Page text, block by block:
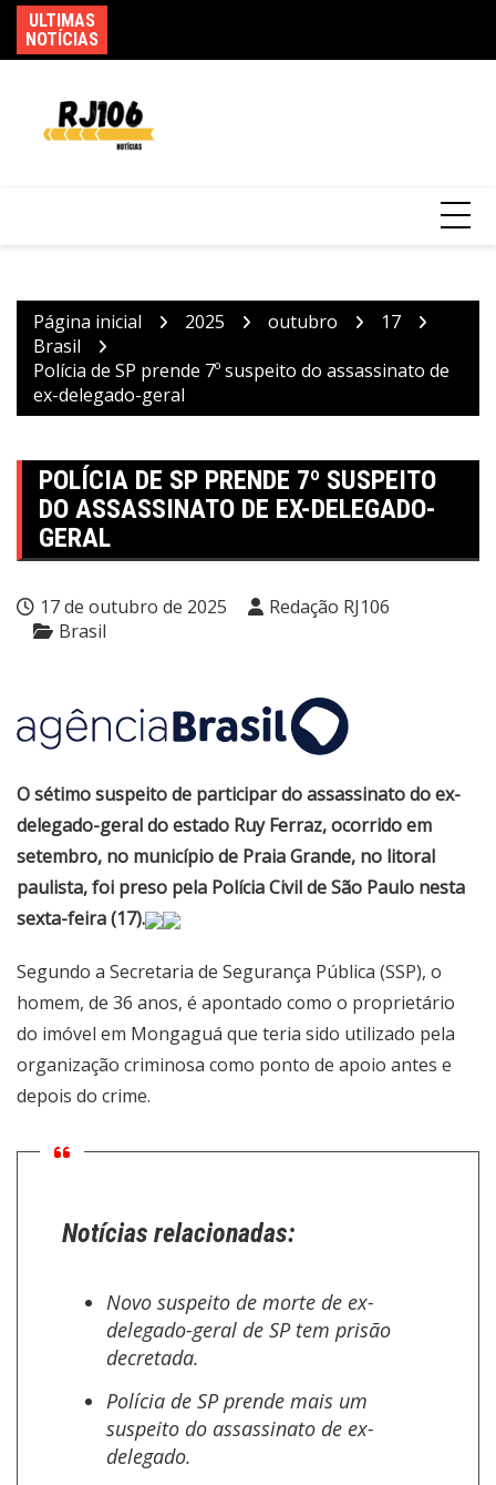
para
o
ULTIMAS
NOTÍCIAS
Página inicial 2025 outubro
17
Brasil
Polícia de SP prende 7º suspeito do assassinato de
ex-delegado-geral
POLÍCIA DE SP PRENDE 7º SUSPEITO
DO ASSASSINATO DE EX-DELEGADO-
GERAL
17 de outubro de 2025
Redação RJ106
Brasil
O sétimo suspeito de participar do assassinato do ex-
delegado-geral do estado Ruy Ferraz, ocorrido em
setembro, no município de Praia Grande, no litoral
paulista, foi preso pela Polícia Civil de São Paulo nesta
sexta-feira (17).
Segundo a Secretaria de Segurança Pública (SSP), o
homem, de 36 anos, é apontado como o proprietário
do imóvel em Mongaguá que teria sido utilizado pela
organização criminosa como ponto de apoio antes e
depois do crime.
Notícias relacionadas:
Novo suspeito de morte de ex-
delegado-geral de SP tem prisão
decretada.
Polícia de SP prende mais um
suspeito do assassinato de ex-
delegado.